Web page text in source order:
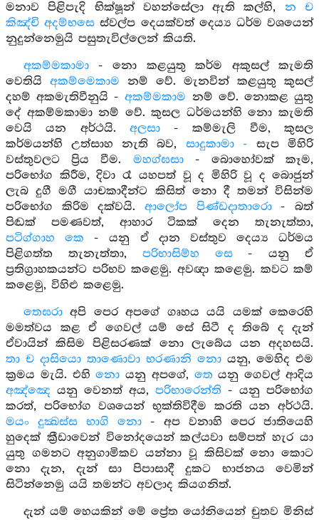
මනාව පිළිපැදි භික්ෂූන් වහන්සේලා ඇති කල්හි, න ච
කිඤ්චි අදම්භසෙ ස්වල්ප දෙයක්වත් දෙය්‍ය ධර්ම වශයෙන්
නුදුන්නෙමුයි පසුතැවිල්ලෙන් කියති.
අකම්මකාමා- නො කළයුතු කර්ම අකුසල් කැමති
වෙතියි අකම්මෙකාම නම් වේ. මැනවින් කළයුතු කුසල්
දහම් අකමැතිවීනුයි -අකම්මකාම නම් වේ. නොකළ යුතු
දේ අකම්මකාමා නම් වේ. කුසල ධර්මයන්හි නො කැමති
වෙයි යන අර්ථයි. අලසා- කම්මැලි වීම, කුසල
කර්මයන්හි උත්සාහ නැති බව, සාදුකාමා - සැප මිහිරි
වස්තුවලට ප්‍රිය වීම. මහග්ඝසා- බොහෝවක් කෑම,
පරිභෝග කිරීම, දිවා රෑ යහපත් වූ ද මිහිරි වූ ද බොජුන්
ලැබ දුගී මගී යාචකාදීන්ට කිසිත් නො දී තමන් විසින්ම
පරිභෝග කිරිම දක්වයි. ආලෝප පිණ්ඩදාතාරො- බත්
පිඬක් පමණවත්, ආහාර ටිකක් දෙන තැනැත්තා,
පටිග්ගාහ කෙ - යනු ඒ දාන වස්තුව දෙය්‍ය ධර්මය
පිළිගත්ත තැනැත්තා, පරිභාසිම්හ සෙ- යනු ඒ
ප්‍රතිග්‍රාහකයන්ට පරිභව කළෙමු. අවඥා කළෙමු. කවට කම්
කළෙමු, විහිළු කළෙමු.
තෙඝරාඅපි පෙර අපගේ ගෘහය යයි යමක් කෙරෙහි
මමත්වය කළ ඒ ගෙවල් යම් සේ සිටී ද තිබේ ද දැන්
ඒවායින් කිසිම පිළිසරණක් නො ලැබේය යන අදහසයි.
තා ච දාසියො තාණොවා භරණානි නො යනු, මෙහිද එම
ක්‍රමය මැයි. එහිනො යනු අපගේ, තෙ යනු ගෙවල් ආදිය
අඤ්ඤෙ යනු වෙනත් අය, පරිභාරෙන්ති - යනු පරිභෝග
කරත්, පරිභෝග වශයෙන් භුක්තිවිදීම කරති යන අර්ථයි.
මයං දුක්‍ඛස්ස භාගි නො - අප වනාහි පෙර ජාතියෙහි
හුදෙක් ක්‍රීඩාවෙන් විනෝදයෙන් කල්යවා සම්පත් හැර යා
යුතු ගමනට අනුගාමිකව යන්නා වූ කිසිවක් නො කොට
නො දැන, දැන් සා පිපාසාදී දුකට භාජනය වෙමින්
සිටින්නෙමු යයි තමන්ට අවලාද කියගනිත්.
දැන් යම් හෙයකින් මේ ප්‍රේත යෝනියෙන් චුතව මිනිස්